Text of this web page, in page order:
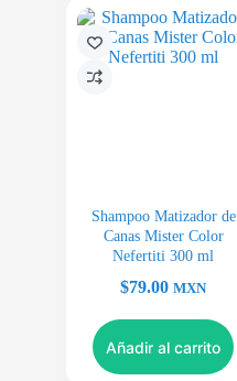
Shampoo Matizador de
Canas Mister Color
Nefertiti 300 ml
$79.00 MXN
Añadir al carrito